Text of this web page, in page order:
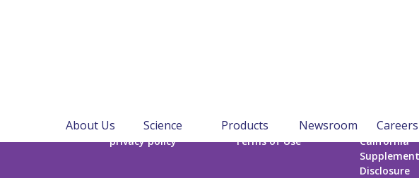
About Us Science Products Newsroom Careers
privacy policy Terms of Use
California
Disclosure